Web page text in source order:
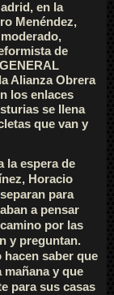
en la
Menéndez,
de
Alianza Obrera
los enlaces
se llena
que van y
la espera de
Horacio
para
a pensar
por las
y preguntan.
hacen saber que
mañana y que
para sus casas